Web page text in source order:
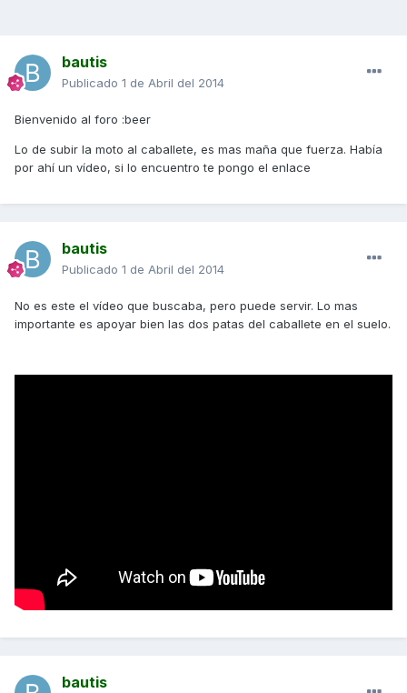
bautis
Publicado 1 de Abril del 2014
Bienvenido al foro :beer
Lo de subir la moto al caballete, es mas maña que fuerza. Había
por ahí un vídeo, si lo encuentro te pongo el enlace
bautis
Publicado 1 de Abril del 2014
No es este el vídeo que buscaba, pero puede servir. Lo mas
importante es apoyar bien las dos patas del caballete en el suelo.
bautis